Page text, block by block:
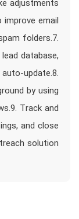
adjustments
improve email
folders.7.
database,
update.8.
by using
Track and
and close
solution